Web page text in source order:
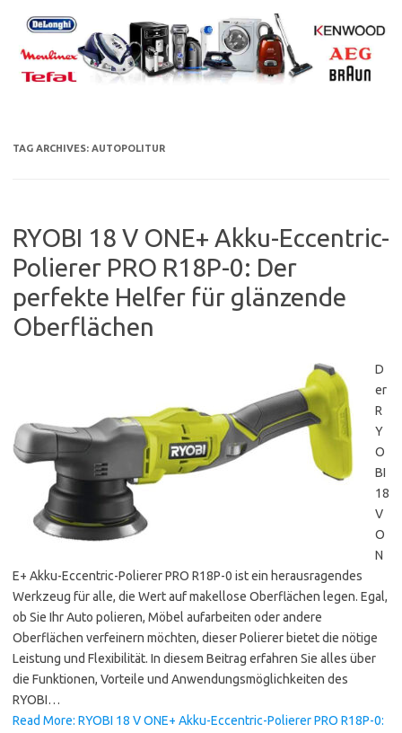
content
TAG ARCHIVES: AUTOPOLITUR
RYOBI 18 V ONE+ Akku-Eccentric-
Polierer PRO R18P-0: Der
perfekte Helfer für glänzende
Oberflächen
D
er
R
Y
O
BI
18
V
O
N
E+ Akku-Eccentric-Polierer PRO R18P-0 ist ein herausragendes
Werkzeug für alle, die Wert auf makellose Oberflächen legen. Egal,
ob Sie Ihr Auto polieren, Möbel aufarbeiten oder andere
Oberflächen verfeinern möchten, dieser Polierer bietet die nötige
Leistung und Flexibilität. In diesem Beitrag erfahren Sie alles über
die Funktionen, Vorteile und Anwendungsmöglichkeiten des
RYOBI…
Read More: RYOBI 18 V ONE+ Akku-Eccentric-Polierer PRO R18P-0: